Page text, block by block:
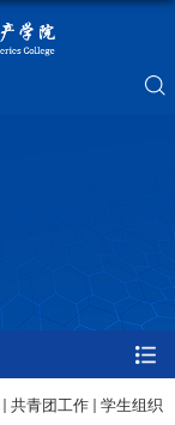
共青团工作 学生组织